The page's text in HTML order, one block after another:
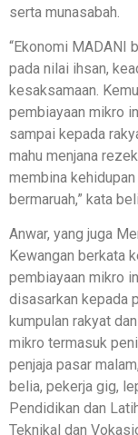
serta munasabah.
“Ekonomi MADANI
pada nilai ihsan,
kesaksamaan.
pembiayaan mikro
sampai kepada
mahu menjana
membina
bermaruah,” kata
Anwar, yang juga
Kewangan berkata
pembiayaan mikro
disasarkan kepada
kumpulan rakyat
mikro termasuk
penjaja pasar
belia, pekerja gig,
Pendidikan dan
Teknikal dan